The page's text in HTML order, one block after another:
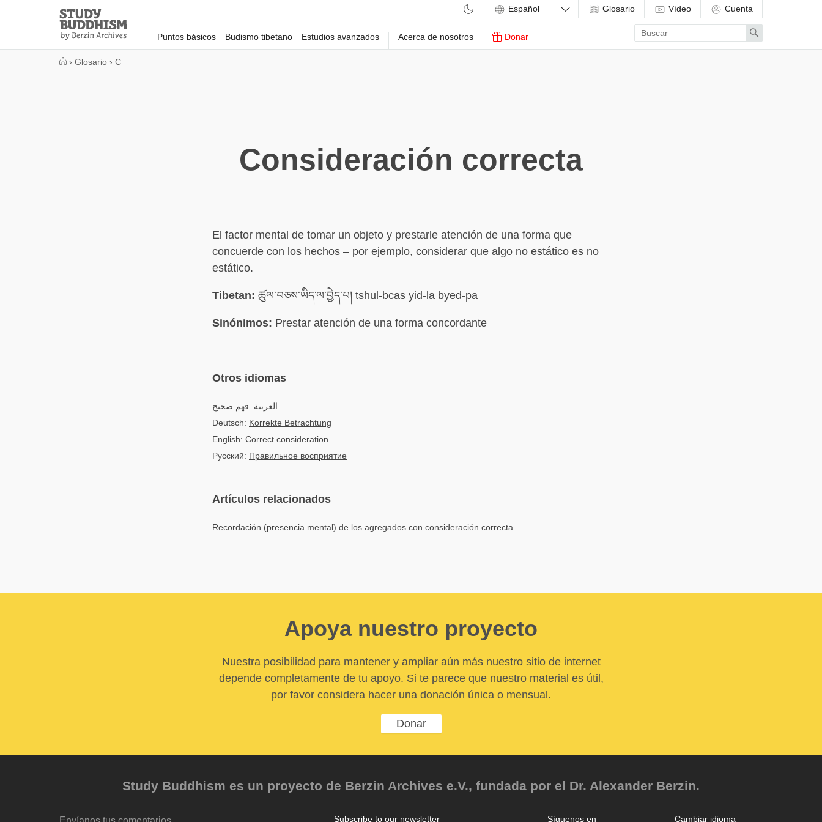
Study
Buddhism
Home
Puntos básicos Budismo tibetano Estudios avanzados Acerca de nosotros Donar
Glosario Vídeo Cuenta
Enter
search
term
Search
› Glosario › C
Consideración correcta
El factor mental de tomar un objeto y prestarle atención de una forma que
concuerde con los hechos – por ejemplo, considerar que algo no estático es no
estático.
Tibetan: ཚུལ་བཅས་ཡིད་ལ་བྱེད་པ། tshul-bcas yid-la byed-pa
Sinónimos: Prestar atención de una forma concordante
Otros idiomas
العربية: فهم صحيح
Deutsch: Korrekte Betrachtung
English: Correct consideration
Русский: Правильное восприятие
Artículos relacionados
Recordación (presencia mental) de los agregados con consideración correcta
Apoya nuestro proyecto
Nuestra posibilidad para mantener y ampliar aún más nuestro sitio de internet
depende completamente de tu apoyo. Si te parece que nuestro material es útil,
por favor considera hacer una donación única o mensual.
Donar
Study Buddhism es un proyecto de Berzin Archives e.V., fundada por el Dr. Alexander Berzin.
Cambiar idioma
Síguenos en
Subscribe to our newsletter